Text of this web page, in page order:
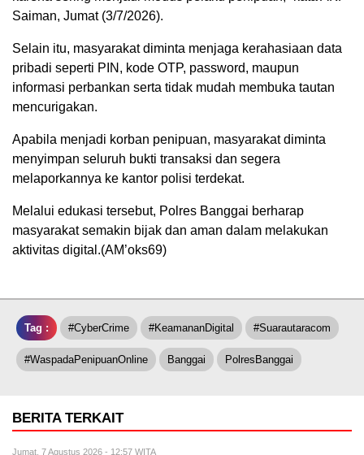
Saiman, Jumat (3/7/2026).
Selain itu, masyarakat diminta menjaga kerahasiaan data
pribadi seperti PIN, kode OTP, password, maupun
informasi perbankan serta tidak mudah membuka tautan
mencurigakan.
Apabila menjadi korban penipuan, masyarakat diminta
menyimpan seluruh bukti transaksi dan segera
melaporkannya ke kantor polisi terdekat.
Melalui edukasi tersebut, Polres Banggai berharap
masyarakat semakin bijak dan aman dalam melakukan
aktivitas digital.(AM’oks69)
Tag : #CyberCrime #KeamananDigital #Suarautaracom
#WaspadaPenipuanOnline Banggai PolresBanggai
BERITA TERKAIT
Jumat, 7 Agustus 2026 - 12:57 WITA